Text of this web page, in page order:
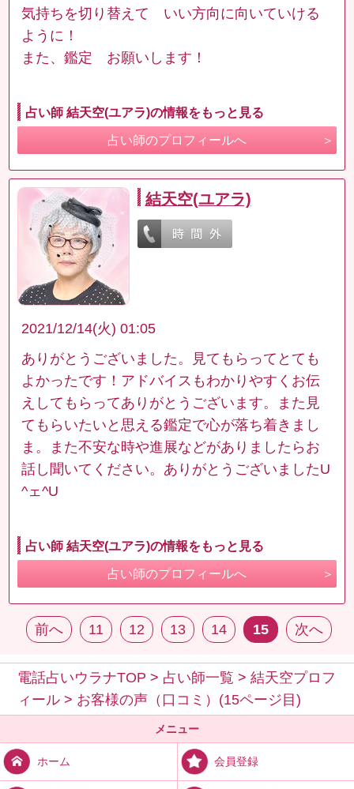
気持ちを切り替えて いい方向に向いていける
ように！
また、鑑定 お願いします！
占い師 結天空(ユアラ)の情報をもっと見る
占い師のプロフィールへ
結天空(ユアラ)
2021/12/14(火) 01:05
ありがとうございました。見てもらってとても
よかったです！アドバイスもわかりやすくお伝
えしてもらってありがとうございます。また見
てもらいたいと思える鑑定で心が落ち着きまし
ま。また不安な時や進展などがありましたらお
話し聞いてください。ありがとうございましたU
^ェ^U
占い師 結天空(ユアラ)の情報をもっと見る
占い師のプロフィールへ
前へ 11 12 13 14 15 次へ
電話占いウラナTOP > 占い師一覧 >結天空プロフ
ィール > お客様の声（口コミ）(15ページ目)
メニュー
ホーム 会員登録